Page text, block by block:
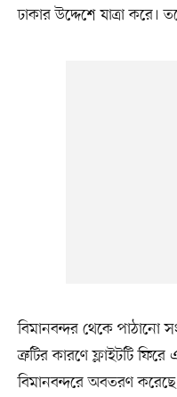
ঢাকার উদ্দেশে যাত্রা করে।
বিমানবন্দর থেকে পাঠানো
ত্রুটির কারণে ফ্লাইটটি
বিমানবন্দরে অবতরণ